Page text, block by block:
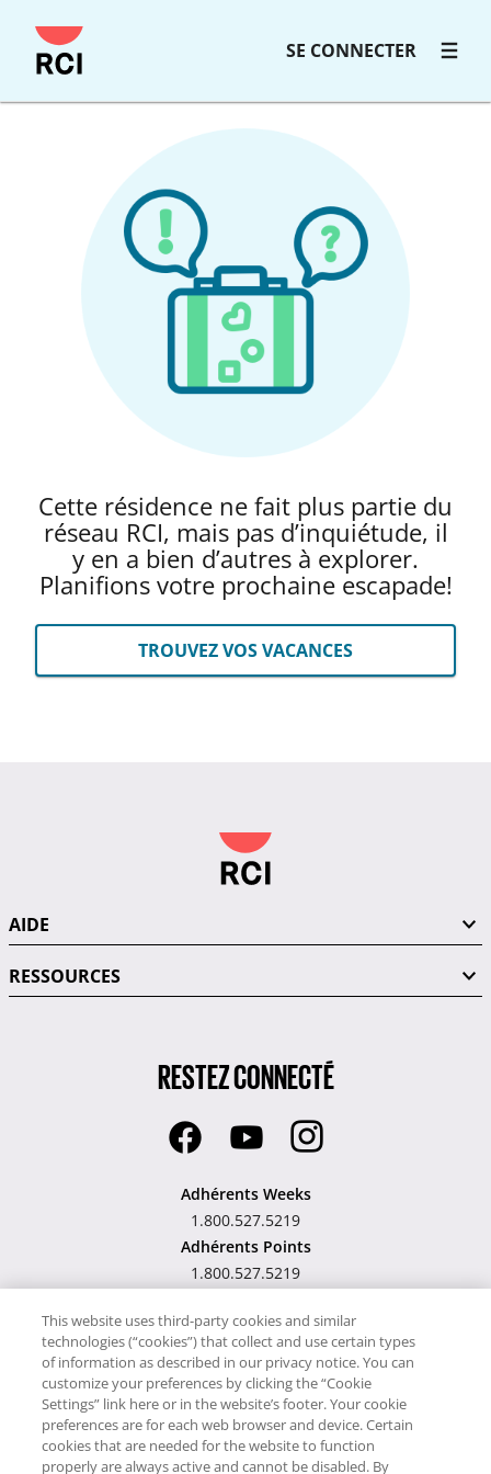
SE CONNECTER
Cette résidence ne fait plus partie du
réseau RCI, mais pas d’inquiétude, il
y en a bien d’autres à explorer.
Planifions votre prochaine escapade!
TROUVEZ VOS VACANCES
AIDE
RESSOURCES
RESTEZ CONNECTÉ
Adhérents Weeks
1.800.527.5219
Adhérents Points
1.800.527.5219
Hawaii TAT Broker ID
#TA-023-193-6000-01
Notre site utilise des cookies pour son fonctionnement et pour vous
This website uses third-party cookies and similar
technologies (“cookies”) that collect and use certain types
of information as described in our privacy notice. You can
customize your preferences by clicking the “Cookie
Settings” link here or in the website’s footer. Your cookie
preferences are for each web browser and device. Certain
cookies that are needed for the website to function
properly are always active and cannot be disabled. By